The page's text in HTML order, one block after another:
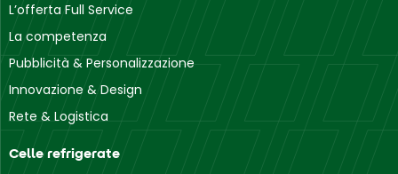
L’offerta Full Service
La competenza
Pubblicità & Personalizzazione
Innovazione & Design
Rete & Logistica
Celle refrigerate